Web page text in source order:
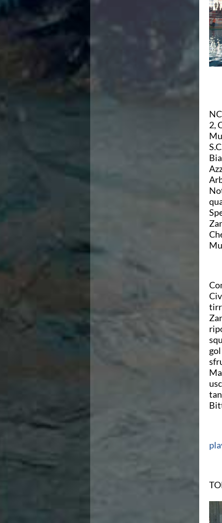
Flash News
Risultati e Classifiche
Albi d'oro - Primati
Calendario Nazionale Fondo
Risultati e Classifiche
Graduatorie
News
Flash News
Formazione
Sedi Regionali e Provinciali
Designazioni Arbitrali
Scuole Nuoto
2,